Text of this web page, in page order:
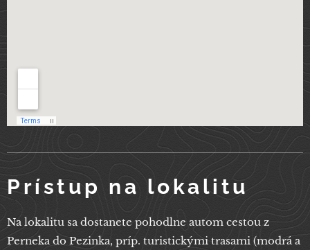
Prístup na lokalitu
Na lokalitu sa dostanete pohodlne autom cestou z
Perneka do Pezinka, príp. turistickými trasami (modrá a